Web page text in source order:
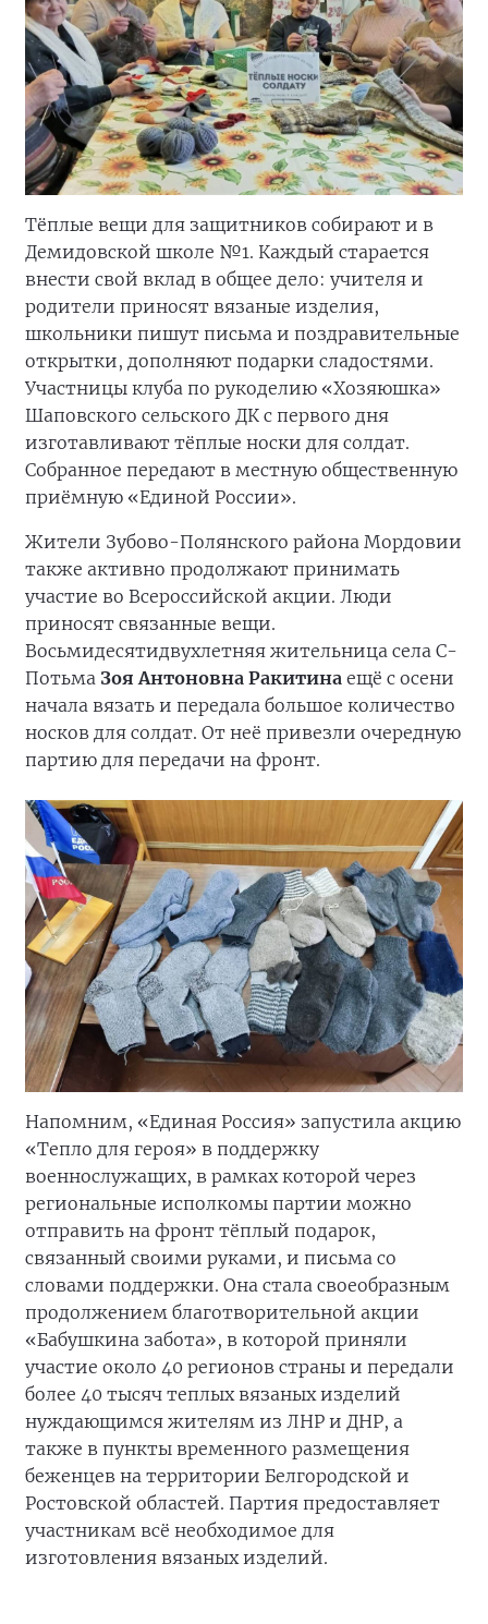
Тёплые вещи для защитников собирают и в
Демидовской школе №1. Каждый старается
внести свой вклад в общее дело: учителя и
родители приносят вязаные изделия,
школьники пишут письма и поздравительные
открытки, дополняют подарки сладостями.
Участницы клуба по рукоделию «Хозяюшка»
Шаповского сельского ДК с первого дня
изготавливают тёплые носки для солдат.
Собранное передают в местную общественную
приёмную «Единой России».
Жители Зубово-Полянского района Мордовии
также активно продолжают принимать
участие во Всероссийской акции. Люди
приносят связанные вещи.
Восьмидесятидвухлетняя жительница села С-
Потьма Зоя Антоновна Ракитина ещё с осени
начала вязать и передала большое количество
носков для солдат. От неё привезли очередную
партию для передачи на фронт.
Напомним, «Единая Россия» запустила акцию
«Тепло для героя» в поддержку
военнослужащих, в рамках которой через
региональные исполкомы партии можно
отправить на фронт тёплый подарок,
связанный своими руками, и письма со
словами поддержки. Она стала своеобразным
продолжением благотворительной акции
«Бабушкина забота», в которой приняли
участие около 40 регионов страны и передали
более 40 тысяч теплых вязаных изделий
нуждающимся жителям из ЛНР и ДНР, а
также в пункты временного размещения
беженцев на территории Белгородской и
Ростовской областей. Партия предоставляет
участникам всё необходимое для
изготовления вязаных изделий.